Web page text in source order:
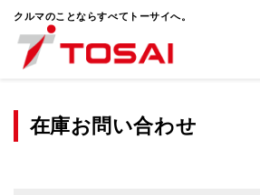
クルマのことならすべてトーサイへ。
在庫お問い合わせ